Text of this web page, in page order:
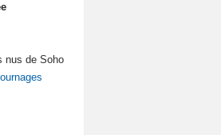
nus de Soho